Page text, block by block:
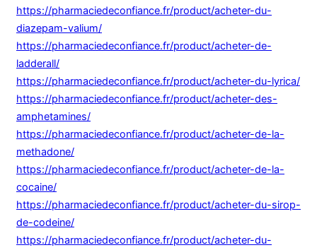
https://pharmaciedeconfiance.fr/product/acheter-du-
diazepam-valium/
https://pharmaciedeconfiance.fr/product/acheter-de-
ladderall/
https://pharmaciedeconfiance.fr/product/acheter-du-lyrica/
https://pharmaciedeconfiance.fr/product/acheter-des-
amphetamines/
https://pharmaciedeconfiance.fr/product/acheter-de-la-
methadone/
https://pharmaciedeconfiance.fr/product/acheter-de-la-
cocaine/
https://pharmaciedeconfiance.fr/product/acheter-du-sirop-
de-codeine/
https://pharmaciedeconfiance.fr/product/acheter-du-